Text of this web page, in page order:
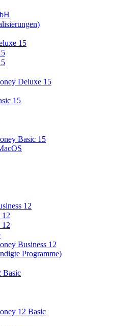
15
Deluxe 15
15
Basic 15
12
Business 12
Programme)
Basic
12 Basic